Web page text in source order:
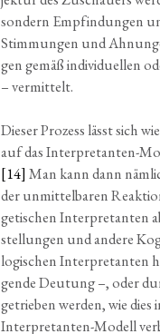
son­dern Emp­fin­dun­gen
Stim­mun­gen und
gen gemäß indi­vi­du­el­len
– vermittelt.
Die­ser Pro­zess lässt sich
auf das Inter­pre­tan­ten-
[14] Man kann dann
der unmit­tel­ba­ren
ge­ti­schen Inter­pre­tan­ten
stel­lun­gen und ande­re
logi­schen Inter­pre­tan­ten
gen­de Deu­tung –, oder
getrie­ben wer­den, wie
Inter­pre­tan­ten-Modell